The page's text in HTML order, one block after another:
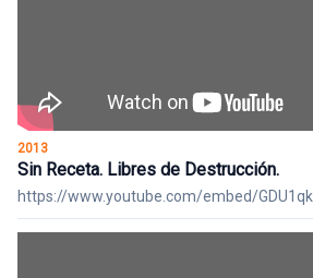
2013
Sin Receta. Libres de Destrucción.
https://www.youtube.com/embed/